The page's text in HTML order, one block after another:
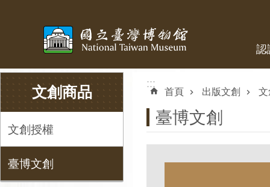
認
文創商品
文創授權
臺博文創
:::
首頁 出版文創 文
臺博文創